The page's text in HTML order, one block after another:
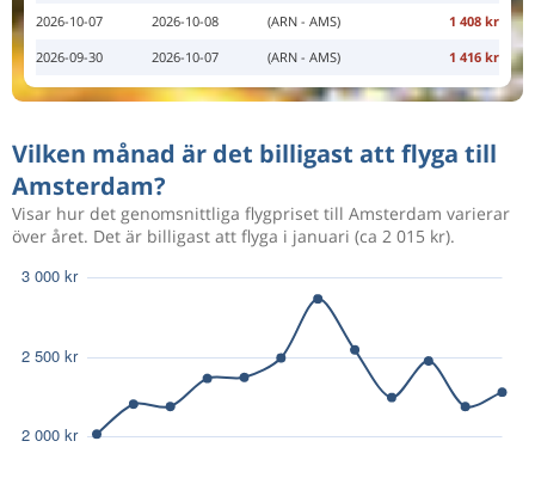
2026-10-07
2026-10-08 (ARN - AMS)
1 408 kr
2026-09-30
2026-10-07 (ARN - AMS) 1 416 kr
Vilken månad är det billigast att flyga till
Amsterdam?
Visar hur det genomsnittliga flygpriset till Amsterdam varierar
över året. Det är billigast att flyga i januari (ca 2 015 kr).